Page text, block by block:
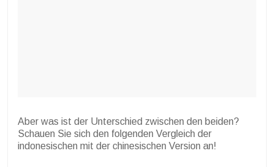
Aber was ist der Unterschied zwischen den beiden?
Schauen Sie sich den folgenden Vergleich der
indonesischen mit der chinesischen Version an!